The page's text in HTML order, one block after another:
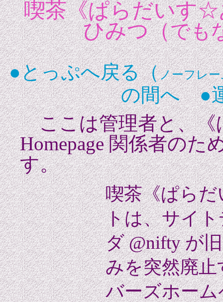
喫茶《ぱらだいす☆
ひみつ（でも
●とっぷへ戻る（ノーフレ
の間へ
●
ここは管理者と、《
Homepage 関係者の
す。
喫茶《ぱら
トは、サイ
ダ @nifty が
みを突然廃
バーズホーム